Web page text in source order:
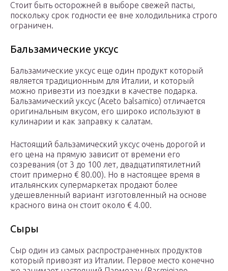
Стоит быть осторожней в выборе свежей пасты,
поскольку срок годности ее вне холодильника строго
ограничен.
Бальзамические уксус
Бальзамические уксус еще один продукт который
является традиционным для Италии, и который
можно привезти из поездки в качестве подарка.
Бальзамический уксус (Aceto balsamico) отличается
оригинальным вкусом, его широко используют в
кулинарии и как заправку к салатам.
Настоящий бальзамический уксус очень дорогой и
его цена на прямую зависит от времени его
созревания (от 3 до 100 лет, двадцатипятилетний
стоит примерно € 80.00). Но в настоящее время в
итальянских супермаркетах продают более
удешевленный вариант изготовленный на основе
красного вина он стоит около € 4.00.
Сыры
Сыр один из самых распространенных продуктов
который привозят из Италии. Первое место конечно